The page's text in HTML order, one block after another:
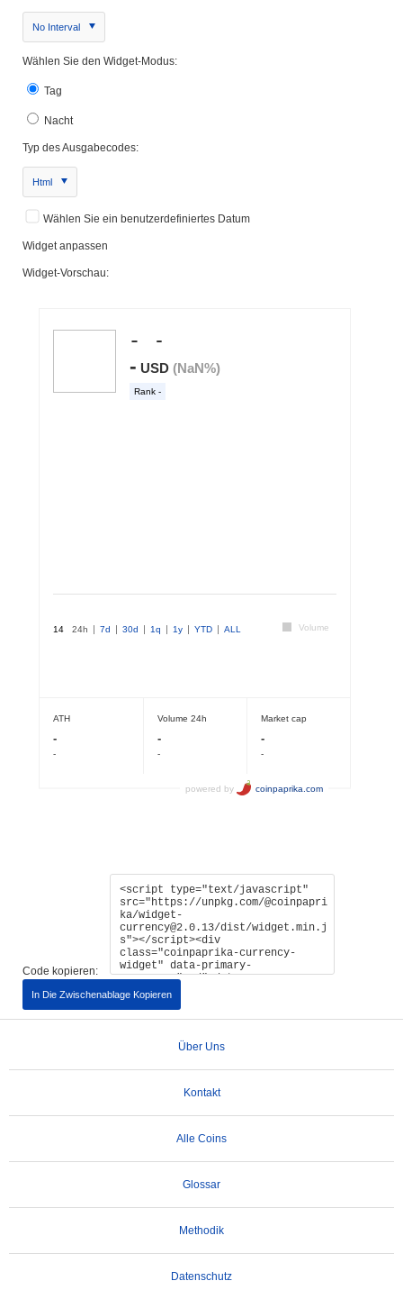
No Interval
Wählen Sie den Widget-Modus:
Tag
Nacht
Typ des Ausgabecodes:
Html
Wählen Sie ein benutzerdefiniertes Datum
Widget anpassen
Widget-Vorschau:
Code kopieren:
In Die Zwischenablage Kopieren
Über Uns
Kontakt
Alle Coins
Glossar
Methodik
Datenschutz